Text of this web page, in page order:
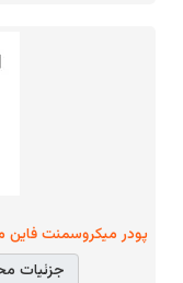
پودر میکروسمنت فاین مخصوص نما 20
جزئیات